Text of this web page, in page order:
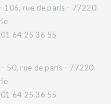
106, rue de paris - 77220
64 25 36 55
- 50, rue de paris - 77220
64 25 36 55